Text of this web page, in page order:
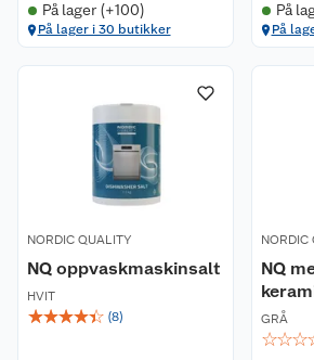
På lager (+100)
På lager i 30 butikker
På
På
NORDIC QUALITY
NQ oppvaskmaskinsalt
HVIT
☆☆☆☆☆ (8)
NORDIC
NQ
GRÅ
☆☆☆